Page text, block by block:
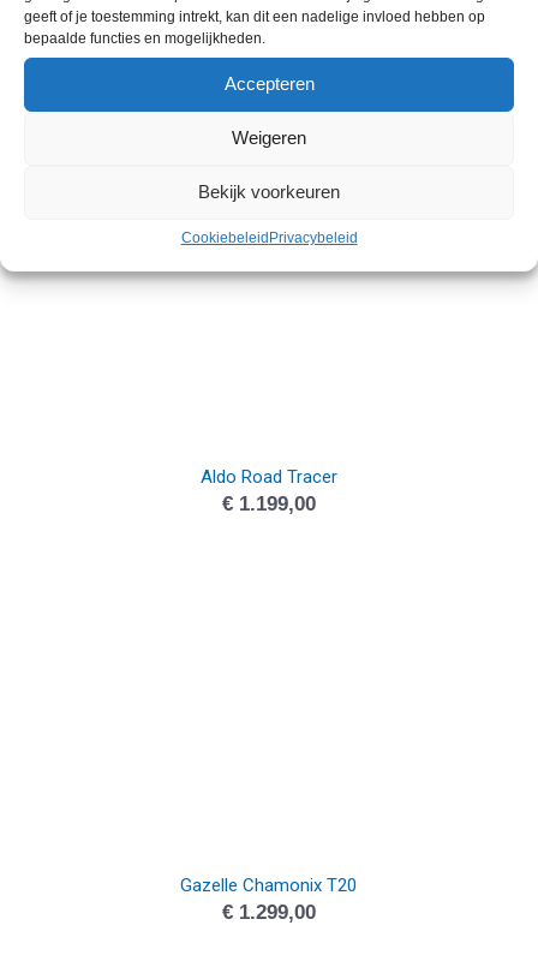
geeft of je toestemming intrekt, kan dit een nadelige invloed hebben op
bepaalde functies en mogelijkheden.
Accepteren
Weigeren
Bekijk voorkeuren
CookiebeleidPrivacybeleid
€ 1.199,00
Aldo Road Tracer
€1.199,00
Gazelle Chamonix T20
€1.299,00